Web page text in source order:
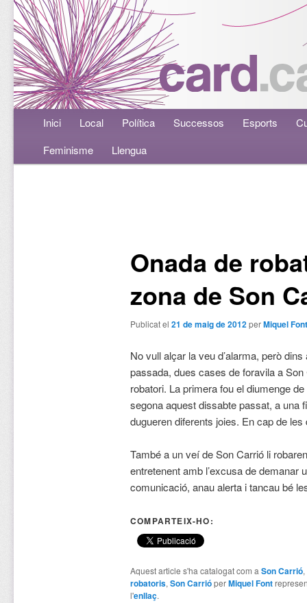
Menú principalAneu al contingut principal
Aneu al contingut secundari
Inici Local Política Successos Esports
Feminisme
Llengua
Onada de
zona de Son
Publicat el 21 de maig de 2012perMiquel Font
No vull alçar la veu d’alarma, però
passada, dues cases de foravila a
robatori. La primera fou el diumenge
segona aquest dissabte passat, a una
dugueren diferents joies. En cap de
També a un veí de Son Carrió li
entretenent amb l’excusa de demanar
comunicació, anau alerta i tancau bé
COMPARTEIX-HO:
Aquest article s'ha catalogat com aSon Carrió,
robatoris,Son CarrióperMiquel Font
l'enllaç.